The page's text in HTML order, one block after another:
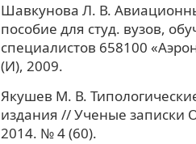
Шавкунова Л. В.
пособие для студ. вузов,
специалистов 658100
(И), 2009.
Якушев М. В.
издания // Ученые записки
2014. № 4 (60).